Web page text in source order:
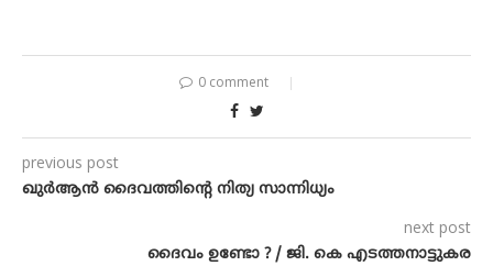
0 comment
previous post
ഖുര്‍‌ആന്‍ ദൈവത്തിന്റെ നിത്യ സാന്നിധ്യം
next post
ദൈവം ഉണ്ടോ ? / ജി. കെ എടത്തനാട്ടുകര